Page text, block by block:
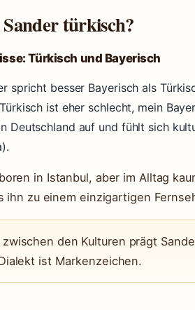
türkisch?
Türkisch und Bayerisch
spricht besser Bayerisch als
ist eher schlecht, mein
Deutschland auf und fühlt sich
in Istanbul, aber im Alltag
ihn zu einem einzigartigen
zwischen den Kulturen prägt
ist Markenzeichen.